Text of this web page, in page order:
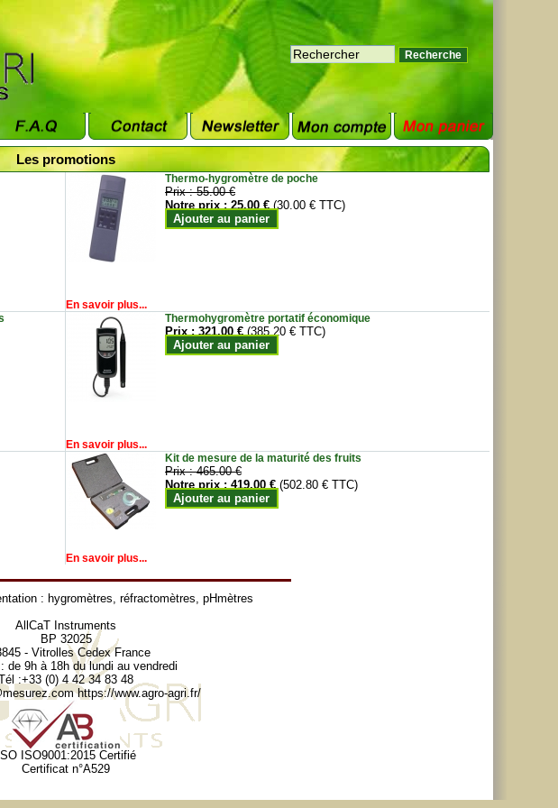
Les promotions
Thermo-hygromètre de poche
Prix :55.00 €
Notre prix :25.00 € (30.00 € TTC)
Ajouter au panier
En savoir plus...
Thermohygromètre portatif économique
Prix :321.00 € (385.20 € TTC)
Ajouter au panier
En savoir plus...
Kit de mesure de la maturité des fruits
Prix :465.00 €
Notre prix :419.00 € (502.80 € TTC)
Ajouter au panier
En savoir plus...
: hygromètres, réfractomètres, pHmètres
AllCaT Instruments
BP 32025
- Vitrolles Cedex France
de 9h à 18h du lundi au vendredi
:+33 (0) 4 42 34 83 48
https://www.agro-agri.fr/
ISO ISO9001:2015 Certifié
Certificat n°A529